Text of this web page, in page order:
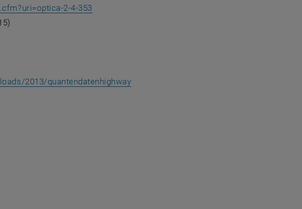
2-4-353, öffnet eine externe URL in einem neuen Fenster
2013/quantendatenhighway, öffnet eine externe URL in einem neuen